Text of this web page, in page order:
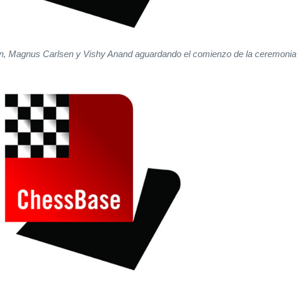
Magnus Carlsen y Vishy Anand aguardando el comienzo de la ceremonia